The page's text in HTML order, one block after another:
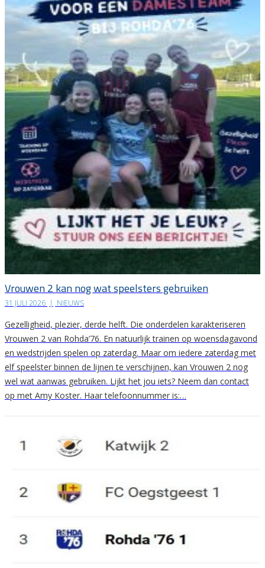
Vrouwen 2 kan nog wat speelsters gebruiken
31 JULI 2026 | NIEUWS
Gezelligheid, plezier, derde helft. Die onderdelen karakteriseren
Vrouwen 2 van Rohda’76. En natuurlijk trainen op woensdagavond
en wedstrijden spelen op zaterdag. Maar om iedere zaterdag met
elf speelster binnen de lijnen te verschijnen, kan Vrouwen 2 nog
wel wat aanwas gebruiken. Lijkt het jou iets? Neem dan contact
op met Amy Koster. Haar telefoonnummer is:…